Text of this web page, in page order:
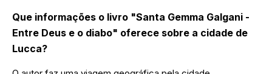
Que informações o livro "Santa Gemma Galgani -
Entre Deus e o diabo" oferece sobre a cidade de
Lucca?